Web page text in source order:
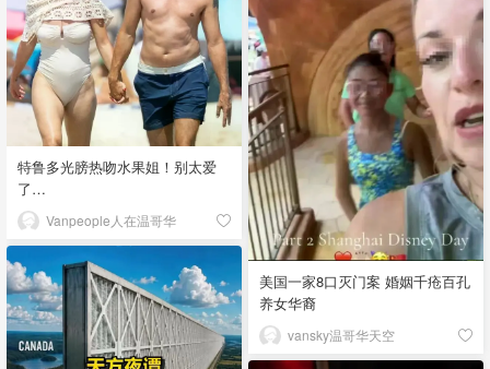
特鲁多光膀热吻水果姐！别太爱
了…
Vanpeople人在温哥华
美国一家8口灭门案 婚姻千疮百孔
养女华裔
vansky温哥华天空